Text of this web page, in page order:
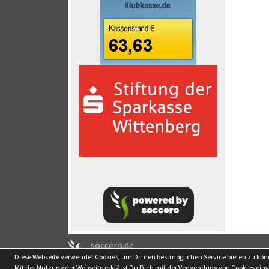
soccero.de
© 2006 - 2026
Diese Webseite verwendet Cookies, um Dir den bestmöglichen Service bieten zu